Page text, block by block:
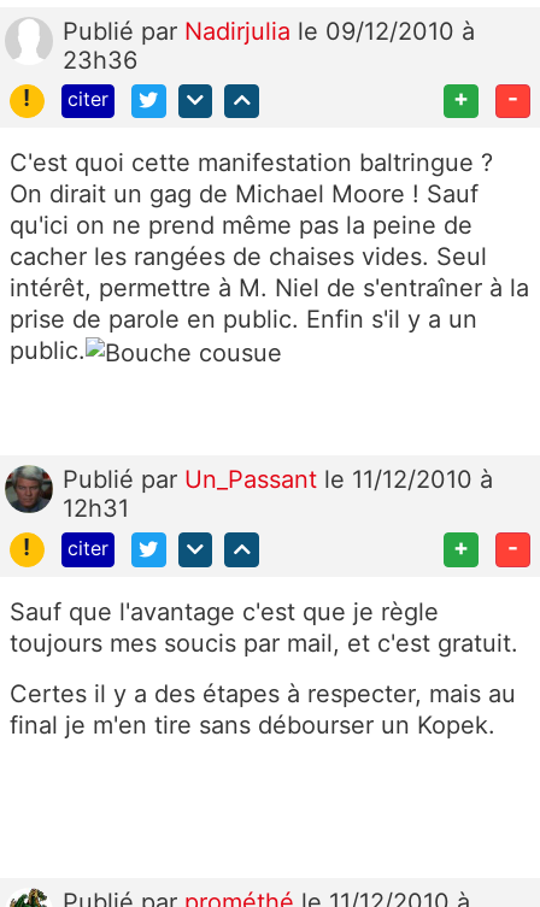
Publié par Nadirjulia le 09/12/2010 à
23h36
!
citer + -
C'est quoi cette manifestation baltringue ?
On dirait un gag de Michael Moore ! Sauf
qu'ici on ne prend même pas la peine de
cacher les rangées de chaises vides. Seul
intérêt, permettre à M. Niel de s'entraîner à la
prise de parole en public. Enfin s'il y a un
public.
Publié par Un_Passant le 11/12/2010 à
12h31
!
citer + -
Sauf que l'avantage c'est que je règle
toujours mes soucis par mail, et c'est gratuit.
Certes il y a des étapes à respecter, mais au
final je m'en tire sans débourser un Kopek.